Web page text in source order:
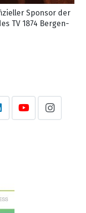
Sponsor der
TV 1874 Bergen-